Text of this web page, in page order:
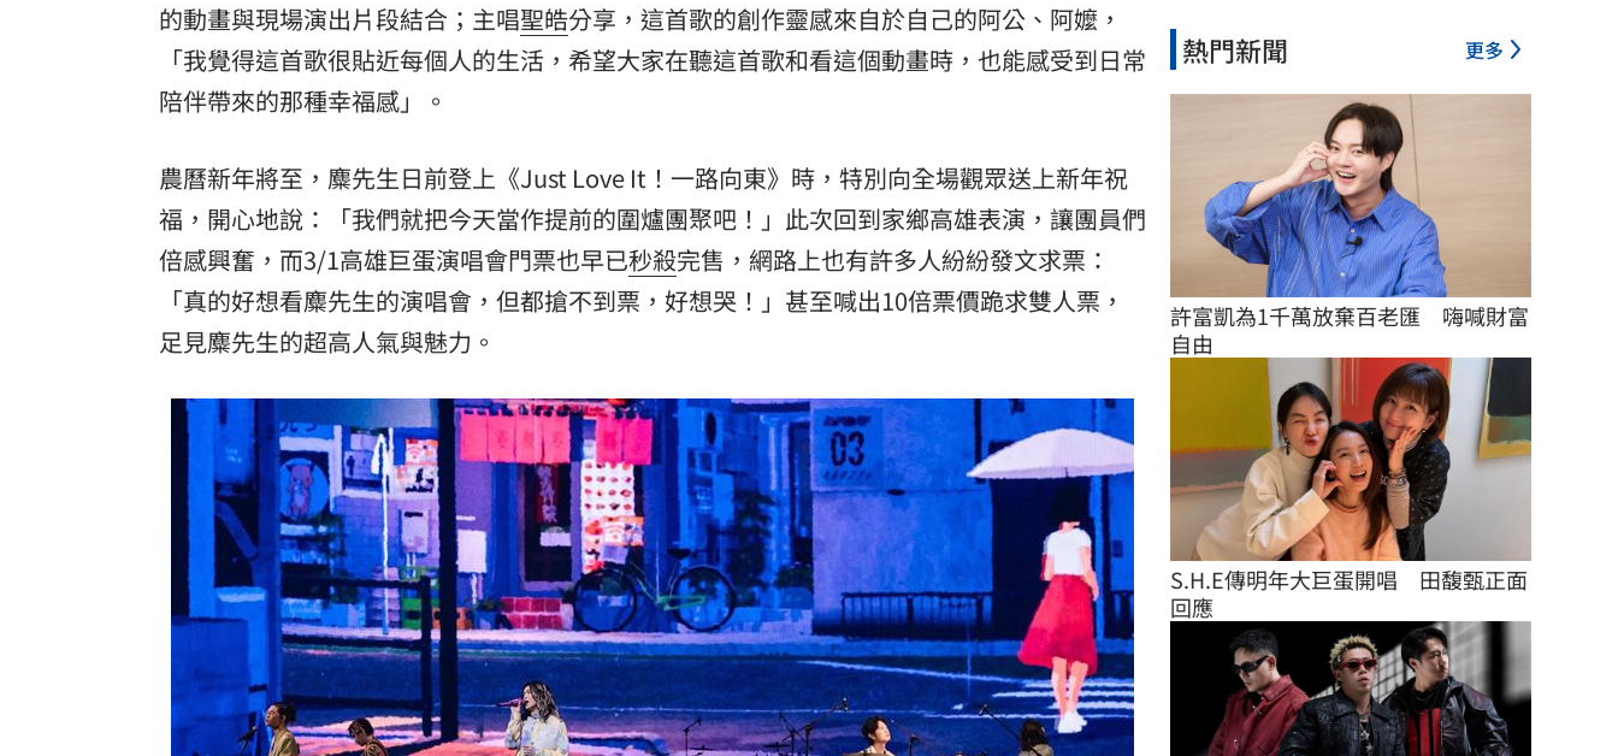
的動畫與現場演出片段結合；主唱聖皓分享，這首歌的創作靈感來自於自己的阿公、阿嬤，
「我覺得這首歌很貼近每個人的生活，希望大家在聽這首歌和看這個動畫時，也能感受到日常
陪伴帶來的那種幸福感」。
農曆新年將至，麋先生日前登上《Just Love It！一路向東》時，特別向全場觀眾送上新年祝
福，開心地說：「我們就把今天當作提前的圍爐團聚吧！」此次回到家鄉高雄表演，讓團員們
倍感興奮，而3/1高雄巨蛋演唱會門票也早已秒殺完售，網路上也有許多人紛紛發文求票：
「真的好想看麋先生的演唱會，但都搶不到票，好想哭！」甚至喊出10倍票價跪求雙人票，
足見麋先生的超高人氣與魅力。
熱門新聞 更多
許富凱為1千萬放棄百老匯　嗨喊財富
自由
S.H.E傳明年大巨蛋開唱　田馥甄正面
回應